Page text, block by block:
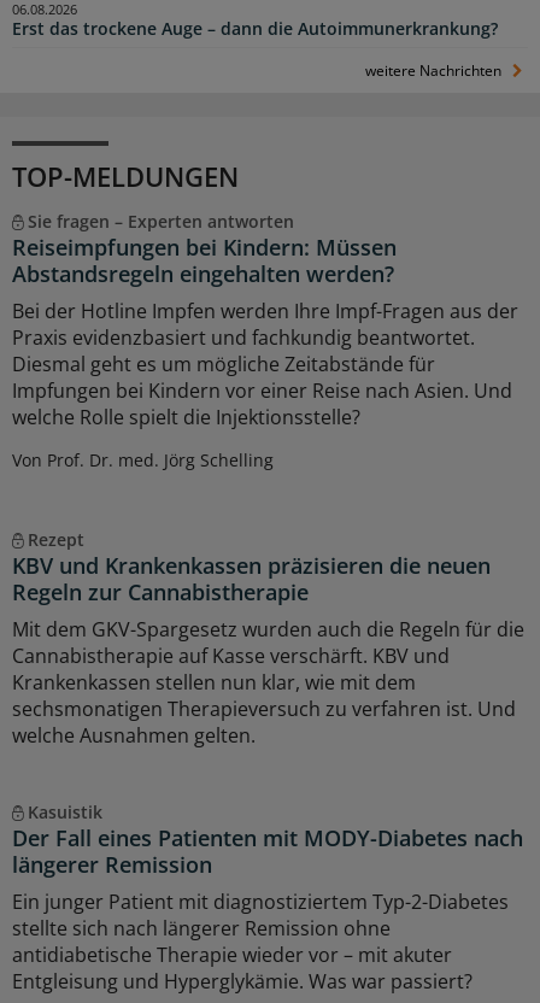
Erst das trockene Auge – dann die Autoimmunerkrankung?
06.08.2026
weitere Nachrichten
TOP-MELDUNGEN
Sie fragen – Experten antworten
Reiseimpfungen bei Kindern: Müssen
Abstandsregeln eingehalten werden?
Bei der Hotline Impfen werden Ihre Impf-Fragen aus der
Praxis evidenzbasiert und fachkundig beantwortet.
Diesmal geht es um mögliche Zeitabstände für
Impfungen bei Kindern vor einer Reise nach Asien. Und
welche Rolle spielt die Injektionsstelle?
Von Prof. Dr. med. Jörg Schelling
Rezept
KBV und Krankenkassen präzisieren die neuen
Regeln zur Cannabistherapie
Mit dem GKV-Spargesetz wurden auch die Regeln für die
Cannabistherapie auf Kasse verschärft. KBV und
Krankenkassen stellen nun klar, wie mit dem
sechsmonatigen Therapieversuch zu verfahren ist. Und
welche Ausnahmen gelten.
Kasuistik
Der Fall eines Patienten mit MODY-Diabetes nach
längerer Remission
Ein junger Patient mit diagnostiziertem Typ-2-Diabetes
stellte sich nach längerer Remission ohne
antidiabetische Therapie wieder vor – mit akuter
Entgleisung und Hyperglykämie. Was war passiert?